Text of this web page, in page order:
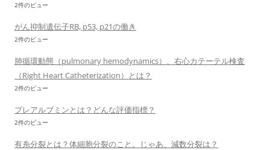
2件のビュー
がん抑制遺伝子RB, p53, p21の働き
2件のビュー
肺循環動態（pulmonary hemodynamics）、右心カテーテル検査
（Right Heart Catheterization）とは？
2件のビュー
プレアルブミンとは？どんな評価指標？
2件のビュー
有糸分裂とは？体細胞分裂のこと。じゃあ、減数分裂は？